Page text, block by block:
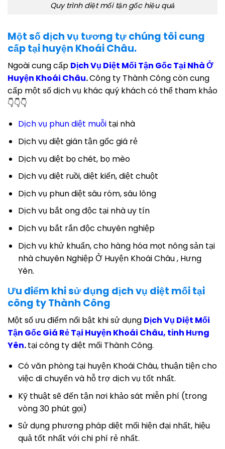
Quy trình diệt mối tận gốc hiệu quả
Một số dịch vụ tương tự chúng tôi cung
cấp tại huyện Khoái Châu.
Ngoài cung cấp Dịch Vụ Diệt Mối Tận Gốc Tại Nhà Ở
Huyện Khoái Châu.Công ty Thành Công còn cung
cấp một số dịch vụ khác quý khách có thể tham khảo
👇👇👇
Dịch vụ phun diệt muỗi tại nhà
Dịch vụ diệt gián tận gốc giá rẻ
Dịch vụ diệt bọ chét, bọ mèo
Dịch vụ diệt ruồi, diệt kiến, diệt chuột
Dịch vụ phun diệt sâu róm, sâu lông
Dịch vụ bắt ong độc tại nhà uy tín
Dịch vụ bắt rắn độc chuyên nghiệp
Dịch vụ khử khuẩn, cho hàng hóa mọt nông sản tại
nhà chuyên Nghiệp Ở Huyện Khoái Châu , Hưng
Yên.
Ưu điểm khi sử dụng dịch vụ diệt mối tại
công ty Thành Công
Một số ưu điểm nổi bật khi sử dụng Dịch Vụ Diệt Mối
Tận Gốc Giá Rẻ Tại Huyện Khoái Châu, tỉnh Hưng
Yên.tại công ty diệt mối Thành Công.
Có văn phòng tại huyện Khoái Châu, thuận tiện cho
việc di chuyển và hỗ trợ dịch vụ tốt nhất.
Kỹ thuật sẽ đến tận nơi khảo sát miễn phí (trong
vòng 30 phút gọi)
Sử dụng phương pháp diệt mối hiện đại nhất, hiệu
quả tốt nhất với chi phí rẻ nhất.